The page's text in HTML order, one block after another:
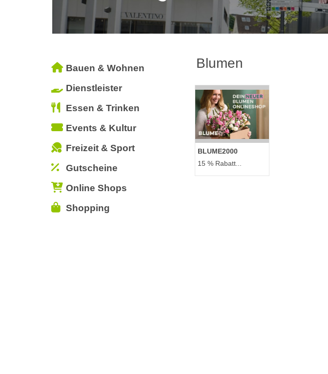
Bauen & Wohnen
Dienstleister
Essen & Trinken
Events & Kultur
Freizeit & Sport
Gutscheine
Online Shops
Shopping
Blumen
BLUME2000
15 % Rabatt...